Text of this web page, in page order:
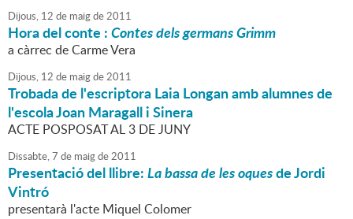
Dijous, 12 de maigde2011
Hora del conte :Contes dels germans Grimm
a càrrec de Carme Vera
Dijous, 12 de maigde2011
Trobada de l'escriptora Laia Longan amb alumnes de
l'escola Joan Maragall i Sinera
ACTE POSPOSAT AL 3 DE JUNY
Dissabte,7 de maigde2011
Presentació del llibre:La bassa de les oquesde Jordi
Vintró
presentarà l'acte Miquel Colomer